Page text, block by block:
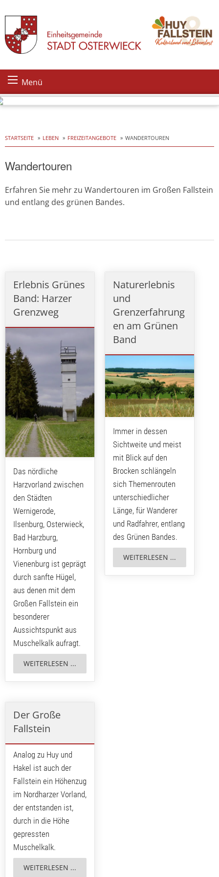
Skip
content
Menü
STARTSEITE LEBEN FREIZEITANGEBOTE WANDERTOUREN
Wandertouren
Erfahren Sie mehr zu Wandertouren im Großen Fallstein
und entlang des grünen Bandes.
Erlebnis Grünes
Band: Harzer
Grenzweg
Das nördliche
Harzvorland zwischen
den Städten
Wernigerode,
Ilsenburg, Osterwieck,
Bad Harzburg,
Hornburg und
Vienenburg ist geprägt
durch sanfte Hügel,
aus denen mit dem
Großen Fallstein ein
besonderer
Aussichtspunkt aus
Muschelkalk aufragt.
WEITERLESEN ...
Naturerlebnis
und
Grenzerfahrung
en am Grünen
Band
Immer in dessen
Sichtweite und meist
mit Blick auf den
Brocken schlängeln
sich Themenrouten
unterschiedlicher
Länge, für Wanderer
und Radfahrer, entlang
des Grünen Bandes.
WEITERLESEN ...
Der Große
Fallstein
Analog zu Huy und
Hakel ist auch der
Fallstein ein Höhenzug
im Nordharzer Vorland,
der entstanden ist,
durch in die Höhe
gepressten
Muschelkalk.
WEITERLESEN ...